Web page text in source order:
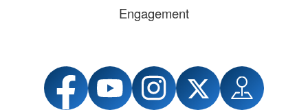
Engagement